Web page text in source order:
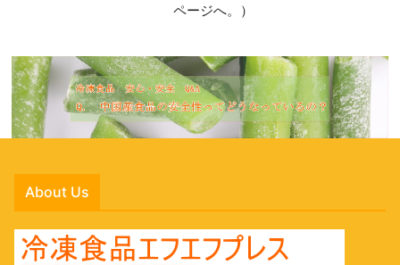
ページへ。）
About Us